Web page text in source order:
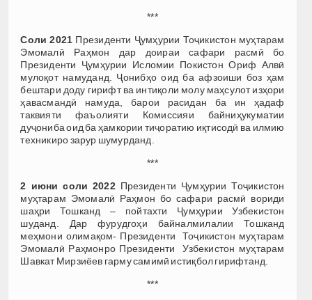
***
Соли 2021 Президенти Ҷумҳурии Тоҷикистон муҳтарам
Эмомалӣ Раҳмон дар доираи сафари расмӣ бо
Президенти Ҷумҳурии Исломии Покистон Ориф Алвӣ
мулоқот намуданд. Ҷонибҳо оид ба афзоиши боз ҳам
бештари доду гирифт ва интиқоли молу маҳсулот изҳори
ҳавасмандӣ намуда, барои расидан ба ин ҳадаф
таквияти фаъолияти Комиссияи байниҳукуматии
дуҷониба оид ба ҳамкории тиҷоратию иқтисодӣ ва илмию
техникиро зарур шумурданд.
***
2 июни соли 2022Президенти Ҷумҳурии Тоҷикистон
муҳтарам Эмомалӣ Раҳмон бо сафари расмӣ вориди
шаҳри Тошканд – пойтахти Ҷумҳурии Узбекистон
шуданд. Дар фурудгоҳи байналмилалии Тошканд
меҳмони олимақом- Президенти Тоҷикистон муҳтарам
Эмомалӣ Раҳмонро Президенти Узбекистон муҳтарам
Шавкат Мирзиёев гарму самимӣ истиқбол гирифтанд.
***